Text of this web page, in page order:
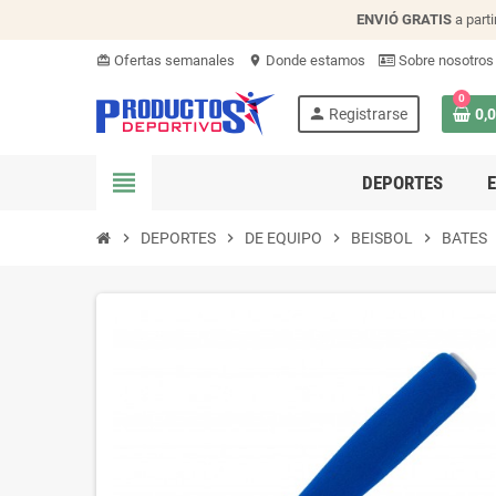
ENVIÓ GRATIS a
card_giftcard Ofertas semanales location_on Donde estamos Sobre nosotros
person Registrarse
0
view_headline DEPORTES
chevron_right DEPORTES chevron_right DE EQUIPO chevron_right BEISBOL chevron_right BATES